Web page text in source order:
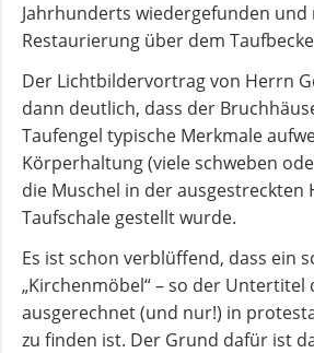
Neuigkeiten
Terminkalender
Gemeindebrief
Andachten
zum
Monatsspruch
Jahrhunderts wiedergefunden und
Restaurierung über dem
Der Lichtbildervortrag von Herrn
dann deutlich, dass der
Taufengel typische Merkmale
Körperhaltung (viele schweben
die Muschel in der ausgestreckten
Taufschale gestellt wurde.
Es ist schon verblüffend, dass ein
„Kirchenmöbel“ – so der Untertitel
ausgerechnet (und nur!) in
zu finden ist. Der Grund dafür ist